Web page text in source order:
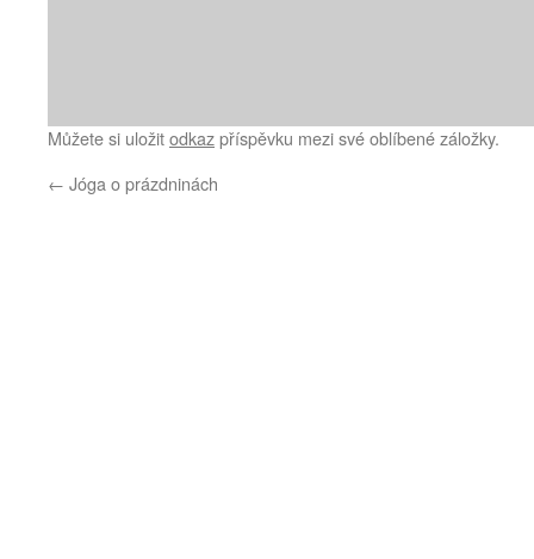
Můžete si uložitodkazpříspěvku mezi své oblíbené záložky.
← Jóga o prázdninách